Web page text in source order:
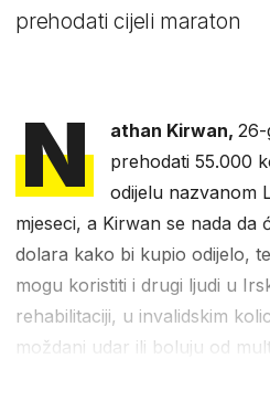
prehodati cijeli maraton
N athan Kirwan,26-
prehodati 55.000
odijelu nazvanom
mjeseci, a Kirwan se nada da
dolara kako bi kupio odijelo,
mogu koristiti i drugi ljudi u
rehabilitaciji, u invalidskim
moždani udar ili boluju od